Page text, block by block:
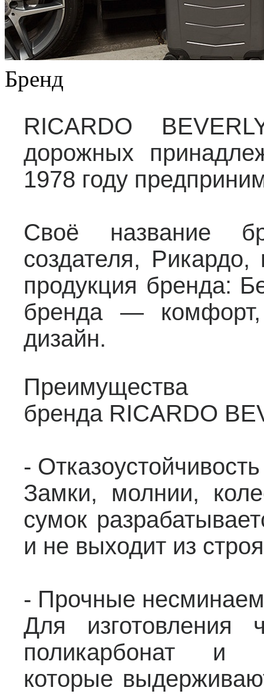
Бренд
RICARDO
дорожных
1978 году
Своё название
создателя,
продукция бренда:
бренда — комфорт,
дизайн.
бренда RICARDO
- Отказоустойчивость
Замки, молнии,
сумок
и не выходит из
- Прочные
Для изготовления
поликарбонат и
которые